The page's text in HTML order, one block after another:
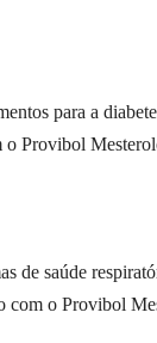
para a
o Provibol
de saúde
com o Provibol